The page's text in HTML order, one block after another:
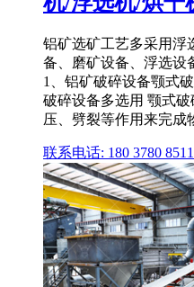
铝矿选矿工艺多采用浮
备、磨矿设备、浮选设
1、铝矿破碎设备颚式
破碎设备多选用 颚式
压、劈裂等作用来完成
联系电话: 180 3780 8511